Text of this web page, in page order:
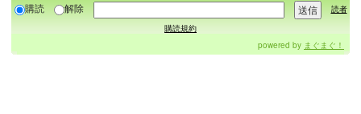
購読 解除
読者
購読規約
powered by まぐまぐ！